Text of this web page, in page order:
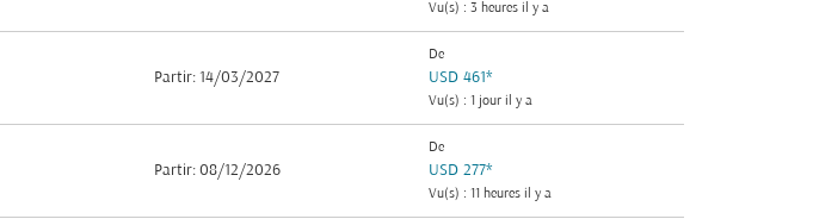
Vu(s) : 3 heures il y a
Partir: 14/03/2027
De
USD 461*
Vu(s) : 1 jour il y a
Partir: 08/12/2026
De
USD 277*
Vu(s) : 11 heures il y a